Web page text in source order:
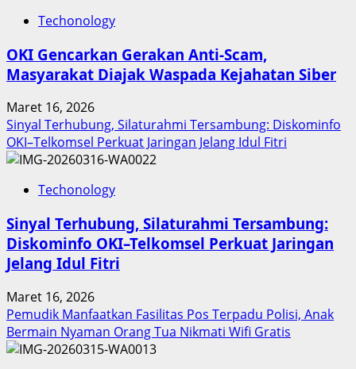
Sumut
Berbuah
Penghargaan
Nasional
Techonology
OKI Gencarkan Gerakan Anti-Scam,
Masyarakat Diajak Waspada Kejahatan Siber
Maret 16, 2026
Sinyal Terhubung, Silaturahmi Tersambung: Diskominfo
OKI–Telkomsel Perkuat Jaringan Jelang Idul Fitri
Techonology
Sinyal Terhubung, Silaturahmi Tersambung:
Diskominfo OKI–Telkomsel Perkuat Jaringan
Jelang Idul Fitri
Maret 16, 2026
Pemudik Manfaatkan Fasilitas Pos Terpadu Polisi, Anak
Bermain Nyaman Orang Tua Nikmati Wifi Gratis